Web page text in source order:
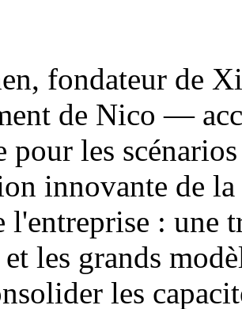
fondateur de
de Nico —
pour les
innovante de
l'entreprise : une
et les grands
les